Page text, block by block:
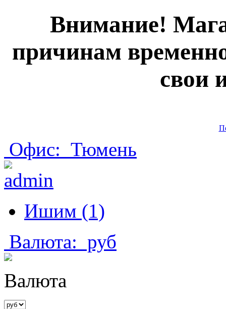
Внимание!
причинам
свои
Офис: Тюмень
Ишим (1)
Валюта: руб
Валюта